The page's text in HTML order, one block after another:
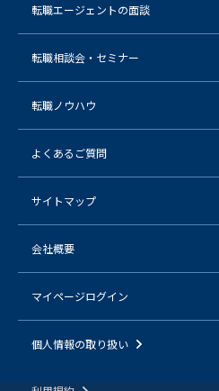
転職エージェントの面談
転職相談会・セミナー
転職ノウハウ
よくあるご質問
サイトマップ
会社概要
マイページログイン
個人情報の取り扱い